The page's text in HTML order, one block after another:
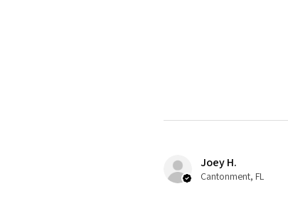
Joey H.
Cantonment, FL